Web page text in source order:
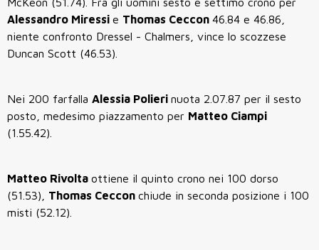
Alessandro Miressi e Thomas Ceccon 46.84 e 46.86,
niente confronto Dressel - Chalmers, vince lo scozzese
Duncan Scott (46.53).
Nei 200 farfalla Alessia Polieri nuota 2.07.87 per il sesto
posto, medesimo piazzamento per Matteo Ciampi
(1.55.42).
Matteo Rivolta ottiene il quinto crono nei 100 dorso
(51.53), Thomas Ceccon chiude in seconda posizione i 100
misti (52.12).